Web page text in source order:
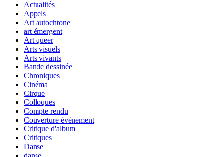
Actualités
Appels
Art autochtone
art émergent
Art queer
Arts visuels
Arts vivants
Bande dessinée
Chroniques
Cinéma
Cirque
Colloques
Compte rendu
Couverture évènement
Critique d'album
Critiques
Danse